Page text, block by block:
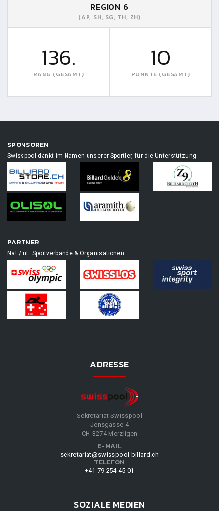
REGION 6
(AP, SH, SG, TH, ZH)
136.
RANG (GESAMT)
10
PUNKTE (GESAMT)
SPONSOREN
Swisspool dankt im Namen unserer Sportler, für die Unterstützung
PARTNER
Nat./Int. Sportverbände & Organisationen
ADRESSE
Sekretariat Swisspool
Jensgasse 4
CH-3274 Merzligen
E-MAIL
sekretariat@swisspool-billard.ch
TELEFON
+41 79 254 45 01
SOZIALE MEDIEN